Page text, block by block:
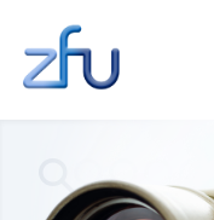
Zentralstelle für